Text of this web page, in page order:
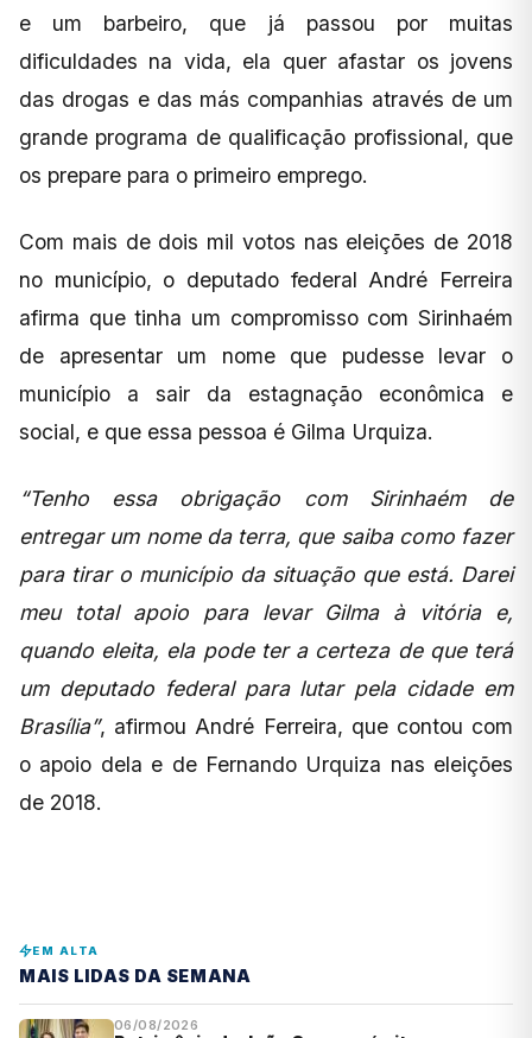
e um barbeiro, que já passou por muitas
dificuldades na vida, ela quer afastar os jovens
das drogas e das más companhias através de um
grande programa de qualificação profissional, que
os prepare para o primeiro emprego.
Com mais de dois mil votos nas eleições de 2018
no município, o deputado federal André Ferreira
afirma que tinha um compromisso com Sirinhaém
de apresentar um nome que pudesse levar o
município a sair da estagnação econômica e
social, e que essa pessoa é Gilma Urquiza.
“Tenho essa obrigação com Sirinhaém de
entregar um nome da terra, que saiba como fazer
para tirar o município da situação que está. Darei
meu total apoio para levar Gilma à vitória e,
quando eleita, ela pode ter a certeza de que terá
um deputado federal para lutar pela cidade em
Brasília”, afirmou André Ferreira, que contou com
o apoio dela e de Fernando Urquiza nas eleições
de 2018.
EM ALTA
MAIS LIDAS DA SEMANA
06/08/2026